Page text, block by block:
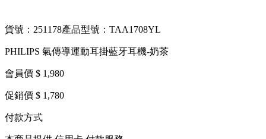
貨號：251178產品型號：TAA1708YL
PHILIPS 氣傳導運動耳掛藍牙耳機-奶茶
會員價 $ 1,980
促銷價 $ 1,780
付款方式